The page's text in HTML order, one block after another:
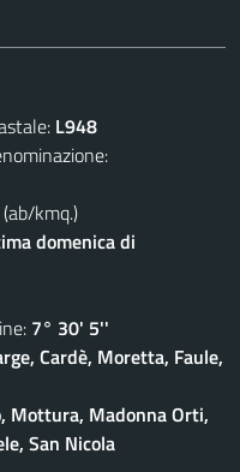
L948
(ab/kmq.)
domenica di
7° 30' 5''
Cardè, Moretta, Faule,
Mottura, Madonna Orti,
San Nicola